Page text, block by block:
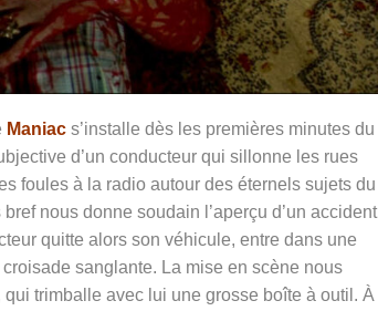
Maniac s’installe dès les premières minutes du
d’un conducteur qui sillonne les rues
foules à la radio autour des éternels sujets du
nous donne soudain l’aperçu d’un accident
quitte alors son véhicule, entre dans une
sanglante. La mise en scène nous
trimballe avec lui une grosse boîte à outil. À